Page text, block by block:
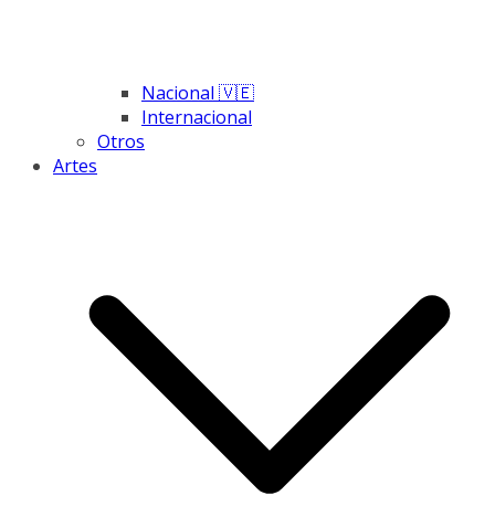
Nacional 🇻🇪
Internacional
Otros
Artes